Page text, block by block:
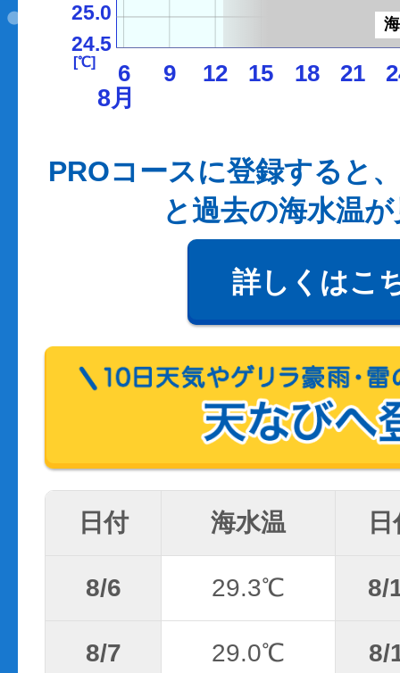
6 9 12 15 18 21
24.5
25.0
[℃]
8月
PROコースに登録すると
と過去の海水温
詳しくはこ
日付 海水温
8/6 29.3℃ 8/
8/7 29.0℃ 8/